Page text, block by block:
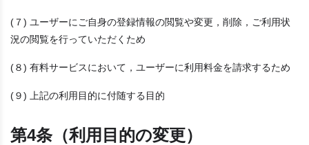
(７) ユーザーにご自身の登録情報の閲覧や変更，削除，ご利用状
況の閲覧を行っていただくため
(８) 有料サービスにおいて，ユーザーに利用料金を請求するため
(９) 上記の利用目的に付随する目的
第4条（利用目的の変更）